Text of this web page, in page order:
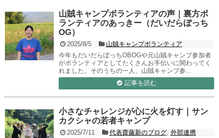
山賊キャンプボランティアの声｜裏方ボ
ランティアのあっきー（だいだらぼっち
OG）
2025/8/5
山賊キャンプボランティア
今年もだいだらぼっちOBOGや元山賊キャンプ参加者
がボランティアとしてたくさんお手伝いに関わってく
れました。そのうちの一人、山賊キャンプ参...
記事を読む
小さなチャレンジが心に火を灯す｜サン
カクシャの若者キャンプ
2025/7/11 代表齋藤新のブログ, 外部連携